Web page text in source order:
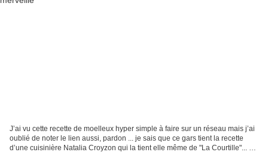
J’ai vu cette recette de moelleux hyper simple à faire sur un réseau mais j’ai
oublié de noter le lien aussi, pardon ... je sais que ce gars tient la recette
d’une cuisinière Natalia Croyzon qui la tient elle même de "La Courtille"... En